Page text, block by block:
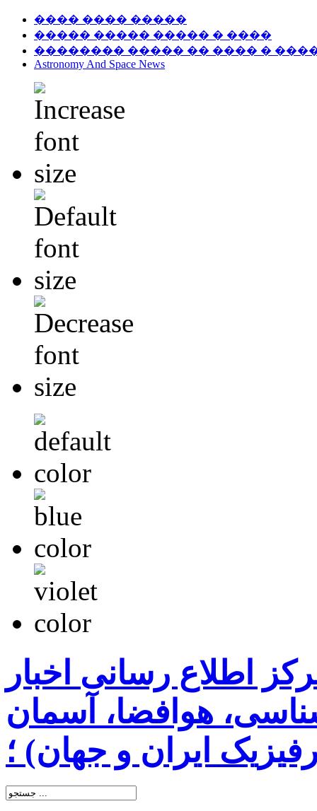
���� ���� �����
����� ����� ����� � ����
�������� ����� �� ���� �
Astronomy And Space News
اطلاع رسانی اخبار
هوافضا، آسمان
ایران و جهان) ؛